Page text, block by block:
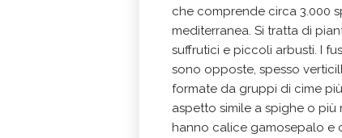
che comprende circa 3.000
mediterranea. Si tratta di
suffrutici e piccoli arbusti. I
sono opposte, spesso
formate da gruppi di cime
aspetto simile a spighe o più
hanno calice gamosepalo e